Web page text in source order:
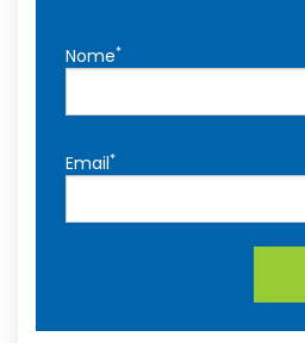
Nome*
Email*